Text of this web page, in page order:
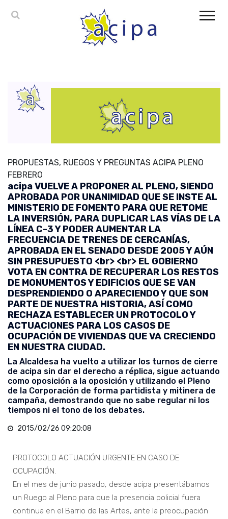
PROPUESTAS, RUEGOS Y PREGUNTAS ACIPA PLENO
FEBRERO
acipa VUELVE A PROPONER AL PLENO, SIENDO
APROBADA POR UNANIMIDAD QUE SE INSTE AL
MINISTERIO DE FOMENTO PARA QUE RETOME
LA INVERSIÓN, PARA DUPLICAR LAS VÍAS DE LA
LÍNEA C-3 Y PODER AUMENTAR LA
FRECUENCIA DE TRENES DE CERCANÍAS,
APROBADA EN EL SENADO DESDE 2005 Y AÚN
SIN PRESUPUESTO <br> <br> EL GOBIERNO
VOTA EN CONTRA DE RECUPERAR LOS RESTOS
DE MONUMENTOS Y EDIFICIOS QUE SE VAN
DESPRENDIENDO O APARECIENDO Y QUE SON
PARTE DE NUESTRA HISTORIA, ASÍ COMO
RECHAZA ESTABLECER UN PROTOCOLO Y
ACTUACIONES PARA LOS CASOS DE
OCUPACIÓN DE VIVIENDAS QUE VA CRECIENDO
EN NUESTRA CIUDAD.
La Alcaldesa ha vuelto a utilizar los turnos de cierre
de acipa sin dar el derecho a réplica, sigue actuando
como oposición a la oposición y utilizando el Pleno
de la Corporación de forma partidista y mitinera de
campaña, demostrando que no sabe regular ni los
tiempos ni el tono de los debates.
2015/02/26 09:20:08
PROTOCOLO ACTUACIÓN URGENTE EN CASO DE
OCUPACIÓN.
En el mes de junio pasado, desde acipa presentábamos
un Ruego al Pleno para que la presencia policial fuera
continua en el Barrio de las Artes, ante la preocupación